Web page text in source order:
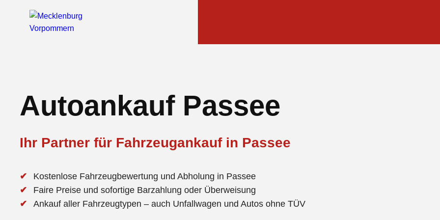
Autoankauf Passee
Ihr Partner für Fahrzeugankauf in Passee
Kostenlose Fahrzeugbewertung und Abholung in Passee
Faire Preise und sofortige Barzahlung oder Überweisung
Ankauf aller Fahrzeugtypen – auch Unfallwagen und Autos ohne TÜV